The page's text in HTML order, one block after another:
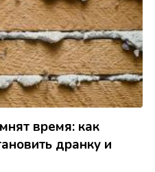
время: как
дранку и